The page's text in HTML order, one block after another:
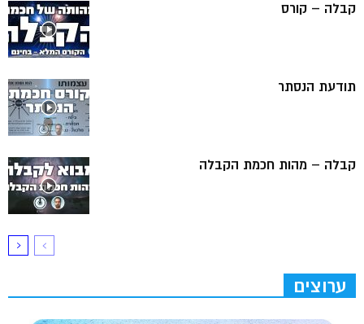
קבלה – קורס
תודעת הנסתר
קבלה – מהות חכמת הקבלה
ערוצים